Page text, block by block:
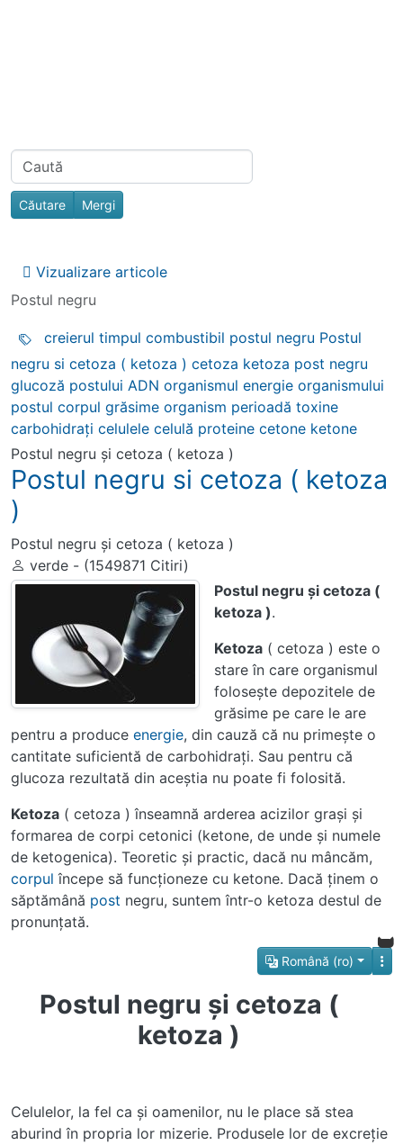
Related content
Find
Vizualizare articole
Postul negru
creierul timpul combustibil postul negru Postul
negru si cetoza ( ketoza ) cetoza ketoza post negru
glucoză postului ADN organismul energie organismului
postul corpul grăsime organism perioadă toxine
carbohidraţi celulele celulă proteine cetone ketone
Postul negru şi cetoza ( ketoza )
Postul negru si cetoza ( ketoza
)
Postul negru şi cetoza ( ketoza )
verde - (1549871 Citiri)
Postul negru şi cetoza (
ketoza ).
Ketoza ( cetoza ) este o
stare în care organismul
foloseşte depozitele de
grăsime pe care le are
pentru a produce energie, din cauză că nu primeşte o
cantitate suficientă de carbohidraţi. Sau pentru că
glucoza rezultată din aceştia nu poate fi folosită.
Ketoza ( cetoza ) înseamnă arderea acizilor graşi şi
formarea de corpi cetonici (ketone, de unde şi numele
de ketogenica). Teoretic şi practic, dacă nu mâncăm,
corpul începe să funcţioneze cu ketone. Dacă ţinem o
săptămână post negru, suntem într-o ketoza destul de
pronunţată.
Română (ro)
Postul negru şi cetoza (
ketoza )
Celulelor, la fel ca şi oamenilor, nu le place să stea
aburind în propria lor mizerie. Produsele lor de excreţie